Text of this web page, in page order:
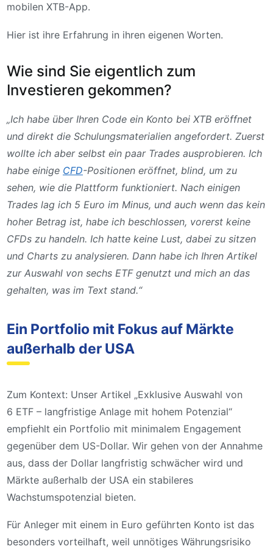
mobilen XTB-App.
Hier ist ihre Erfahrung in ihren eigenen Worten.
Wie sind Sie eigentlich zum
Investieren gekommen?
„Ich habe über Ihren Code ein Konto bei XTB eröffnet
und direkt die Schulungsmaterialien angefordert. Zuerst
wollte ich aber selbst ein paar Trades ausprobieren. Ich
habe einige CFD-Positionen eröffnet, blind, um zu
sehen, wie die Plattform funktioniert. Nach einigen
Trades lag ich 5 Euro im Minus, und auch wenn das kein
hoher Betrag ist, habe ich beschlossen, vorerst keine
CFDs zu handeln. Ich hatte keine Lust, dabei zu sitzen
und Charts zu analysieren. Dann habe ich Ihren Artikel
zur Auswahl von sechs ETF genutzt und mich an das
gehalten, was im Text stand.“
Ein Portfolio mit Fokus auf Märkte
außerhalb der USA
Zum Kontext: Unser Artikel „Exklusive Auswahl von
6 ETF – langfristige Anlage mit hohem Potenzial“
empfiehlt ein Portfolio mit minimalem Engagement
gegenüber dem US-Dollar. Wir gehen von der Annahme
aus, dass der Dollar langfristig schwächer wird und
Märkte außerhalb der USA ein stabileres
Wachstumspotenzial bieten.
Für Anleger mit einem in Euro geführten Konto ist das
besonders vorteilhaft, weil unnötiges Währungsrisiko